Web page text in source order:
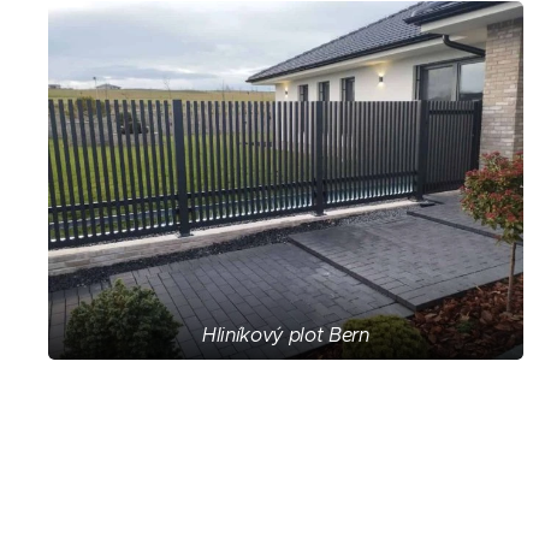
Hliníkový plot Bern